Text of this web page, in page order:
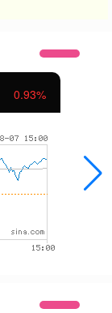
1.01%